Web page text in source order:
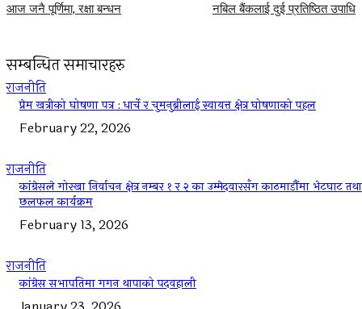
आज जनै पूर्णिमा, रक्षा बन्धन नबिल बैंकलाई दुई प्रतिष्ठित उपाधि
सम्बन्धित समाचारहरु
राजनीति
प्रेम खत्रीको घोषणा पत्र : धार्चे र चुमनुब्रीलाई स्वायत्त क्षेत्र घोषणाको पहल
February 22, 2026
राजनीति
कांग्रेसले गोरखा निर्वाचन क्षेत्र नम्बर १ र २ का उम्मेदवारसँग काठमाडौंमा भेटघाट तथा
छलफल कार्यक्रम
February 13, 2026
राजनीति
कांग्रेस सभापतिमा गगन थापाको पदवहाली